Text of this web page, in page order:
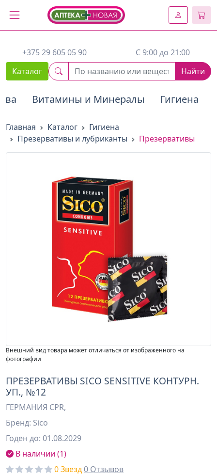
2. Вставьте этот код сразу же после открывающего тега :
+375 29 605 05 90
C 9:00 до 21:00
Каталог
Найти
Витамины и Минералы Гигиена
Главная Каталог
Гигиена
Презервативы и лубриканты
Презервативы
Внешний вид товара может отличаться от изображенного на
фотографии
ПРЕЗЕРВАТИВЫ SICO SENSITIVE КОНТУРН.
УП., №12
ГЕРМАНИЯ CPR,
Бренд: Sico
Годен до: 01.08.2029
В наличии (1)
0 Звезд0 Отзывов